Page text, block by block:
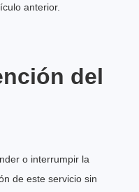
anterior.
del
o interrumpir la
de este servicio sin